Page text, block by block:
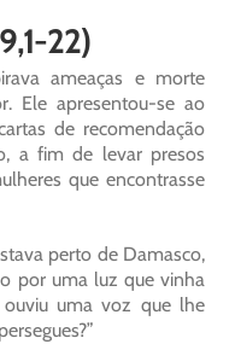
22)
ameaças e morte
Ele apresentou-se ao
de recomendação
a fim de levar presos
que encontrasse
perto de Damasco,
por uma luz que vinha
uma voz que lhe